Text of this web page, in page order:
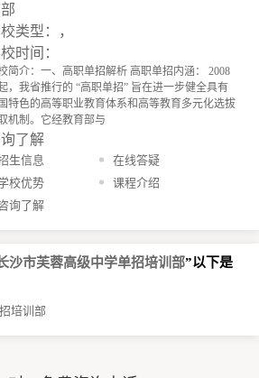
类型：，
时间：
简介：一、高职单招解析 高职单招内涵： 2008
，我省推行的 “高职单招” 旨在进一步健全具有
特色的高等职业教育体系和高等教育多元化选拔
机制。它经教育部与
了解
生信息
在线答疑
校优势
课程介绍
询了解
沙市芙蓉高级中学单招培训部”以下是
培训部